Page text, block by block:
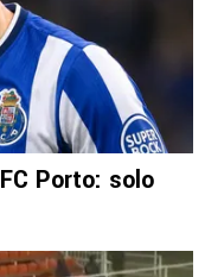
Porto: solo